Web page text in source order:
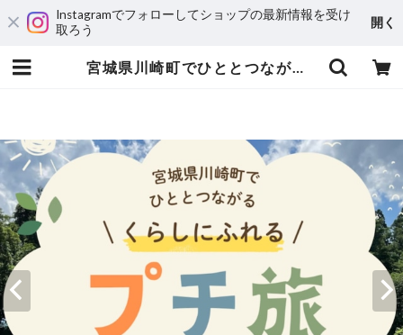
Instagramでフォローしてショップの最新情報を受け
取ろう
開く
宮城県川崎町でひととつながる、くらしにふれるプチ旅（春に植えて、秋に実る。田植え＆生き物観察）《 2026年5月23日（土）開催 》 | 里山Joy！